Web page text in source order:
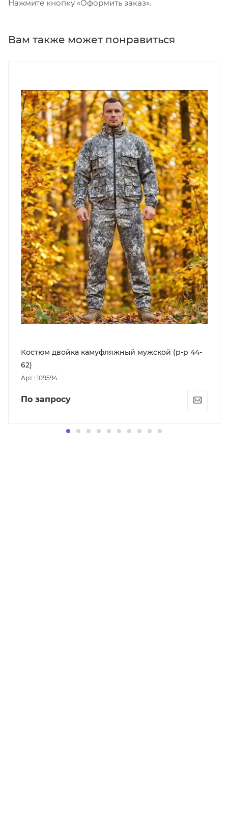
Нажмите кнопку «Оформить заказ».
Вам также может понравиться
Костюм двойка камуфляжный мужской (р-р 44-
62)
Арт.: 109594
По запросу